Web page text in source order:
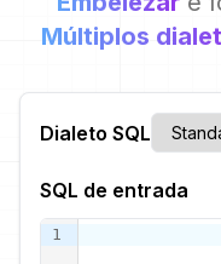
Múltiplos
Dialeto SQL
SQL de entrada
1